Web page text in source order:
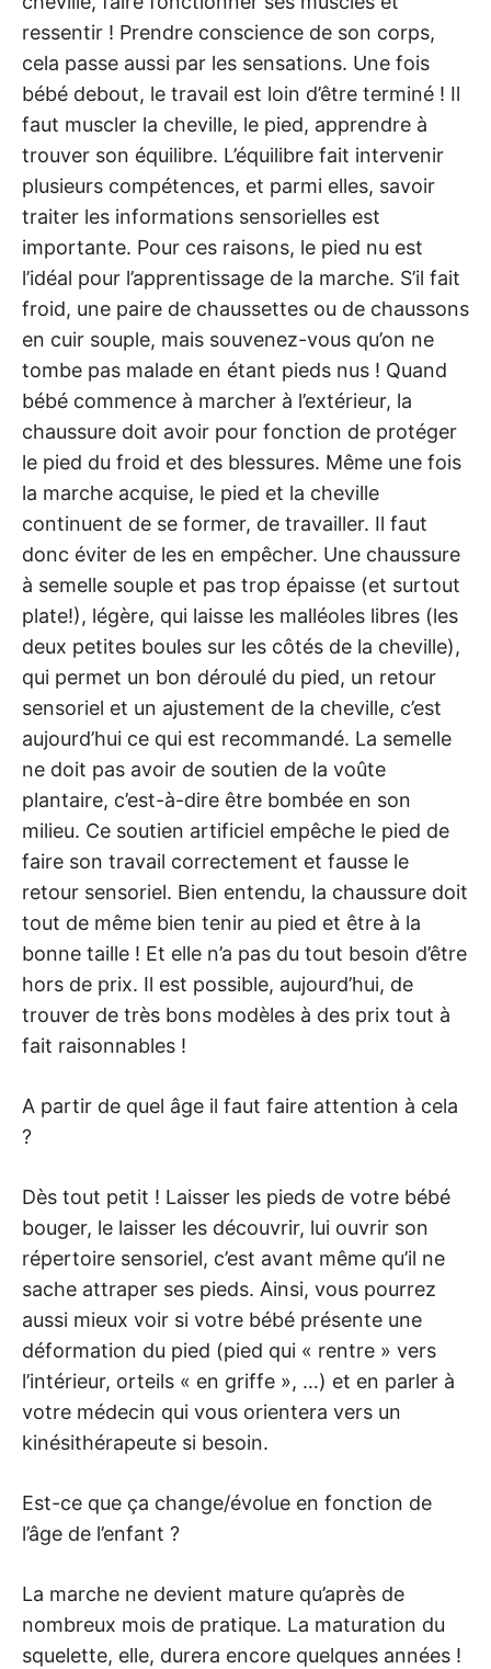
ressentir ! Prendre conscience de son corps,
cela passe aussi par les sensations. Une fois
bébé debout, le travail est loin d’être terminé ! Il
faut muscler la cheville, le pied, apprendre à
trouver son équilibre. L’équilibre fait intervenir
plusieurs compétences, et parmi elles, savoir
traiter les informations sensorielles est
importante. Pour ces raisons, le pied nu est
l’idéal pour l’apprentissage de la marche. S’il fait
froid, une paire de chaussettes ou de chaussons
en cuir souple, mais souvenez-vous qu’on ne
tombe pas malade en étant pieds nus ! Quand
bébé commence à marcher à l’extérieur, la
chaussure doit avoir pour fonction de protéger
le pied du froid et des blessures. Même une fois
la marche acquise, le pied et la cheville
continuent de se former, de travailler. Il faut
donc éviter de les en empêcher. Une chaussure
à semelle souple et pas trop épaisse (et surtout
plate!), légère, qui laisse les malléoles libres (les
deux petites boules sur les côtés de la cheville),
qui permet un bon déroulé du pied, un retour
sensoriel et un ajustement de la cheville, c’est
aujourd’hui ce qui est recommandé. La semelle
ne doit pas avoir de soutien de la voûte
plantaire, c’est-à-dire être bombée en son
milieu. Ce soutien artificiel empêche le pied de
faire son travail correctement et fausse le
retour sensoriel. Bien entendu, la chaussure doit
tout de même bien tenir au pied et être à la
bonne taille ! Et elle n’a pas du tout besoin d’être
hors de prix. Il est possible, aujourd’hui, de
trouver de très bons modèles à des prix tout à
fait raisonnables !
A partir de quel âge il faut faire attention à cela
?
Dès tout petit ! Laisser les pieds de votre bébé
bouger, le laisser les découvrir, lui ouvrir son
répertoire sensoriel, c’est avant même qu’il ne
sache attraper ses pieds. Ainsi, vous pourrez
aussi mieux voir si votre bébé présente une
déformation du pied (pied qui « rentre » vers
l’intérieur, orteils « en griffe », …) et en parler à
votre médecin qui vous orientera vers un
kinésithérapeute si besoin.
Est-ce que ça change/évolue en fonction de
l’âge de l’enfant ?
La marche ne devient mature qu’après de
nombreux mois de pratique. La maturation du
squelette, elle, durera encore quelques années !